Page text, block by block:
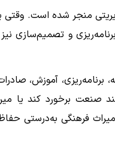
منجر شده است.
و تصمیم‌سازی
آموزش،
صنعت برخورد کند یا
فرهنگی به‌درستی